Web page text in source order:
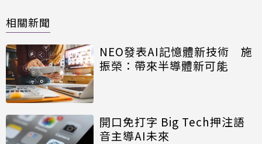
相關新聞
NEO發表AI記憶體新技術 施
振榮：帶來半導體新可能
開口免打字 Big Tech押注語
音主導AI未來